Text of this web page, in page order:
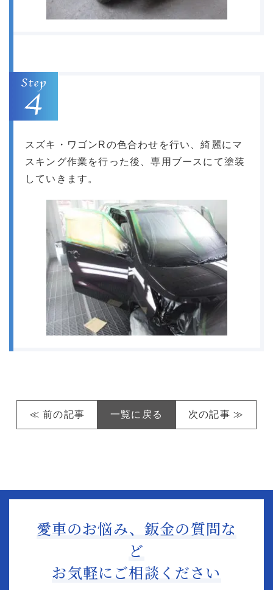
スズキ・ワゴンRの色合わせを行い、綺麗にマ
スキング作業を行った後、専用ブースにて塗装
していきます。
≪ 前の記事 一覧に戻る 次の記事 ≫
愛車のお悩み、鈑金の質問な
ど
お気軽にご相談ください